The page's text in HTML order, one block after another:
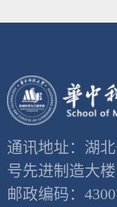
通讯地址：湖
号先进制造大楼
邮政编码：